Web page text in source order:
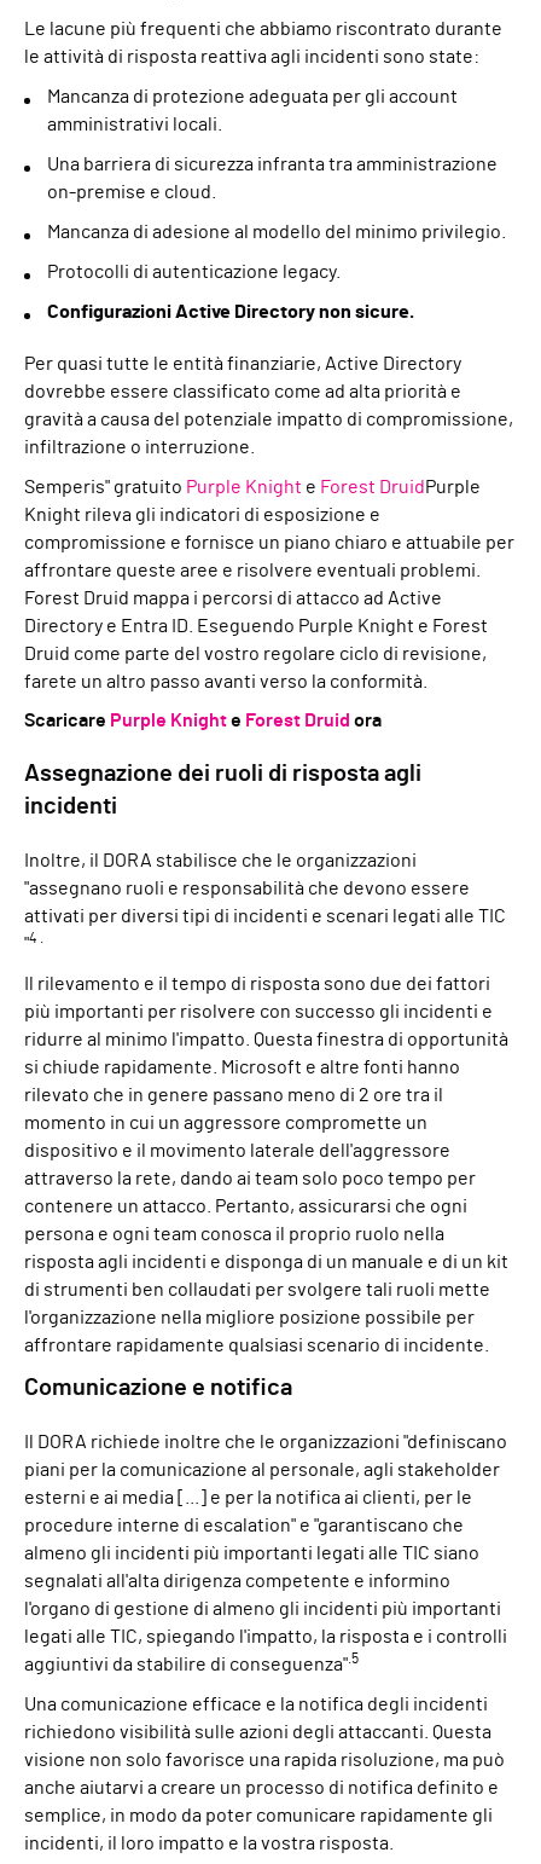
Le lacune più frequenti che abbiamo riscontrato durante
le attività di risposta reattiva agli incidenti sono state:
Mancanza di protezione adeguata per gli account
amministrativi locali.
Una barriera di sicurezza infranta tra amministrazione
on-premise e cloud.
Mancanza di adesione al modello del minimo privilegio.
Protocolli di autenticazione legacy.
Configurazioni Active Directory non sicure.
Per quasi tutte le entità finanziarie, Active Directory
dovrebbe essere classificato come ad alta priorità e
gravità a causa del potenziale impatto di compromissione,
infiltrazione o interruzione.
Semperis" gratuito Purple Knight e Forest Druid Purple
Knight rileva gli indicatori di esposizione e
compromissione e fornisce un piano chiaro e attuabile per
affrontare queste aree e risolvere eventuali problemi.
Forest Druid mappa i percorsi di attacco ad Active
Directory e Entra ID. Eseguendo Purple Knight e Forest
Druid come parte del vostro regolare ciclo di revisione,
farete un altro passo avanti verso la conformità.
Scaricare Purple Knighte Forest Druid ora
Assegnazione dei ruoli di risposta agli
incidenti
Inoltre, il DORA stabilisce che le organizzazioni
"assegnano ruoli e responsabilità che devono essere
attivati per diversi tipi di incidenti e scenari legati alle TIC
"4 .
Il rilevamento e il tempo di risposta sono due dei fattori
più importanti per risolvere con successo gli incidenti e
ridurre al minimo l'impatto. Questa finestra di opportunità
si chiude rapidamente. Microsoft e altre fonti hanno
rilevato che in genere passano meno di 2 ore tra il
momento in cui un aggressore compromette un
dispositivo e il movimento laterale dell'aggressore
attraverso la rete, dando ai team solo poco tempo per
contenere un attacco. Pertanto, assicurarsi che ogni
persona e ogni team conosca il proprio ruolo nella
risposta agli incidenti e disponga di un manuale e di un kit
di strumenti ben collaudati per svolgere tali ruoli mette
l'organizzazione nella migliore posizione possibile per
affrontare rapidamente qualsiasi scenario di incidente.
Comunicazione e notifica
Il DORA richiede inoltre che le organizzazioni "definiscano
piani per la comunicazione al personale, agli stakeholder
esterni e ai media [...] e per la notifica ai clienti, per le
procedure interne di escalation" e "garantiscano che
almeno gli incidenti più importanti legati alle TIC siano
segnalati all'alta dirigenza competente e informino
l'organo di gestione di almeno gli incidenti più importanti
legati alle TIC, spiegando l'impatto, la risposta e i controlli
aggiuntivi da stabilire di conseguenza" .5
Una comunicazione efficace e la notifica degli incidenti
richiedono visibilità sulle azioni degli attaccanti. Questa
visione non solo favorisce una rapida risoluzione, ma può
anche aiutarvi a creare un processo di notifica definito e
semplice, in modo da poter comunicare rapidamente gli
incidenti, il loro impatto e la vostra risposta.